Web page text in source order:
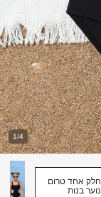
1/4
חלק אחד טרום
נוער בנות